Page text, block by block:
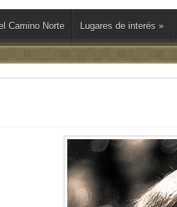
Camino Norte Lugares de interés »